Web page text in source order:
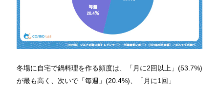
冬場に自宅で鍋料理を作る頻度は、「月に2回以上」(53.7%)
が最も高く、次いで「毎週」(20.4%)、「月に1回」